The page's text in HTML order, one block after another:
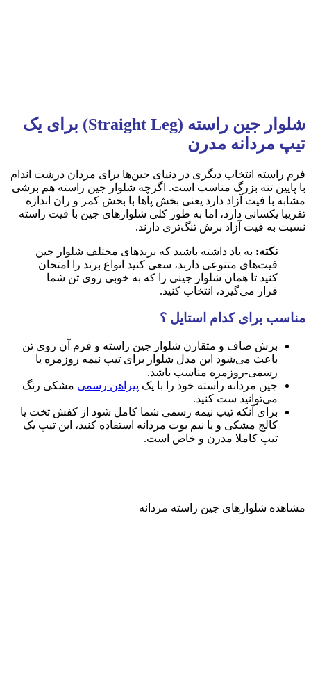
شلوار جین راسته (Straight Leg) برای یک
تیپ مردانه مدرن
فرم راسته انتخاب دیگری در دنیای جین‌ها برای مردان درشت اندام
با پایین تنه بزرگ مناسب است. اگرچه شلوار جین راسته هم برشی
مشابه با فیت آزاد دارد یعنی بخش پاها با بخش کمر و ران اندازه
تقریبا یکسانی دارد، اما به طور کلی شلوارهای جین با فیت راسته
نسبت به فیت آزاد برش تنگ‌تری دارند.
نکته: به یاد داشته باشید که برندهای مختلف شلوار جین
فیت‌های متنوعی دارند، سعی کنید انواع برند را امتحان
کنید تا همان شلوار جینی را که به خوبی روی تن شما
قرار می‌گیرد، انتخاب کنید.
مناسب برای کدام استایل ؟
برش صاف و متقارن شلوار جین راسته و فرم آن روی تن
باعث می‌شود این مدل شلوار برای تیپ نیمه روزمره یا
رسمی-روزمره مناسب باشد.
جین مردانه راسته خود را با یک پیراهن رسمی مشکی رنگ
می‌توانید ست کنید.
برای آنکه تیپ نیمه رسمی شما کامل شود از کفش تخت یا
کالج مشکی و یا نیم بوت مردانه استفاده کنید، این تیپ یک
تیپ کاملا مدرن و خاص است.
مشاهده شلوارهای جین راسته مردانه